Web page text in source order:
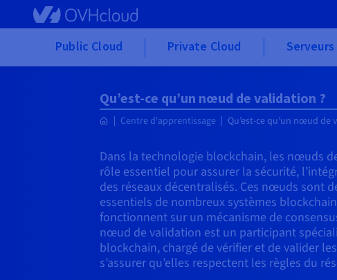
Skip to main content
Public Cloud Private Cloud
Qu’est-ce qu’un nœud de validation ?
Centre d'apprentissage Qu’est-ce qu’un nœud de
Dans la technologie blockchain, les nœuds
rôle essentiel pour assurer la sécurité,
des réseaux décentralisés. Ces nœuds sont
essentiels de nombreux systèmes
fonctionnent sur un mécanisme de
nœud de validation est un participant
blockchain, chargé de vérifier et de valider
s’assurer qu’elles respectent les règles du